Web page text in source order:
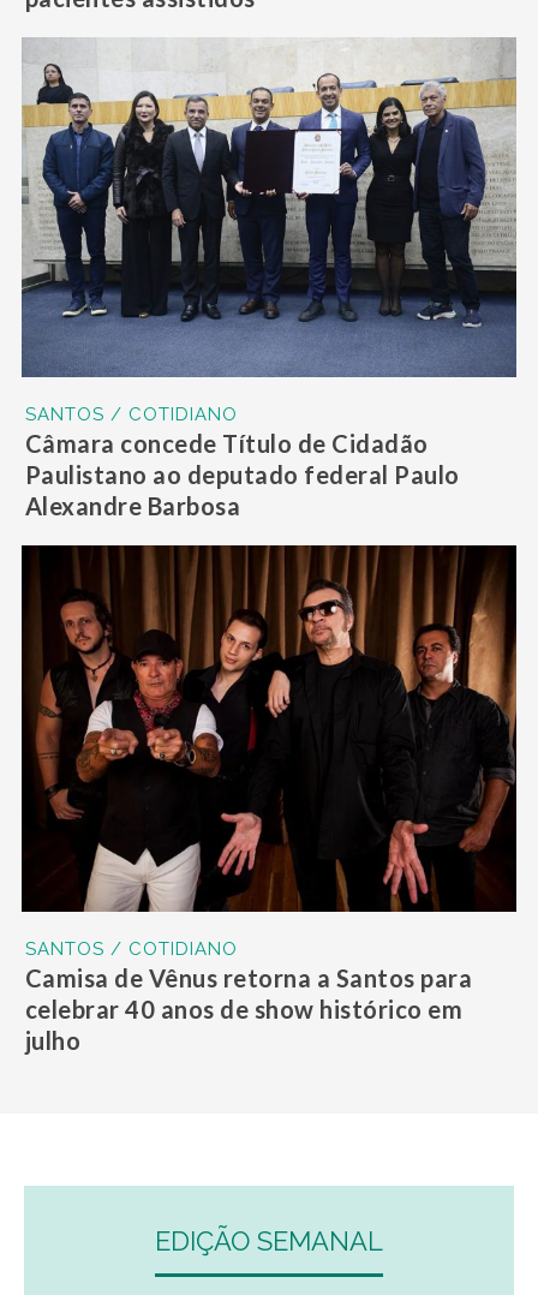
SANTOS / COTIDIANO
Câmara concede Título de Cidadão
Paulistano ao deputado federal Paulo
Alexandre Barbosa
SANTOS / COTIDIANO
Camisa de Vênus retorna a Santos para
celebrar 40 anos de show histórico em
julho
EDIÇÃO SEMANAL